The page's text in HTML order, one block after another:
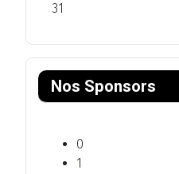
31
Nos Sponsors
0
1